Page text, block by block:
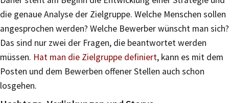
die genaue Analyse der Zielgruppe. Welche Menschen sollen
angesprochen werden? Welche Bewerber wünscht man sich?
Das sind nur zwei der Fragen, die beantwortet werden
müssen. Hat man die Zielgruppe definiert, kann es mit dem
Posten und dem Bewerben offener Stellen auch schon
losgehen.